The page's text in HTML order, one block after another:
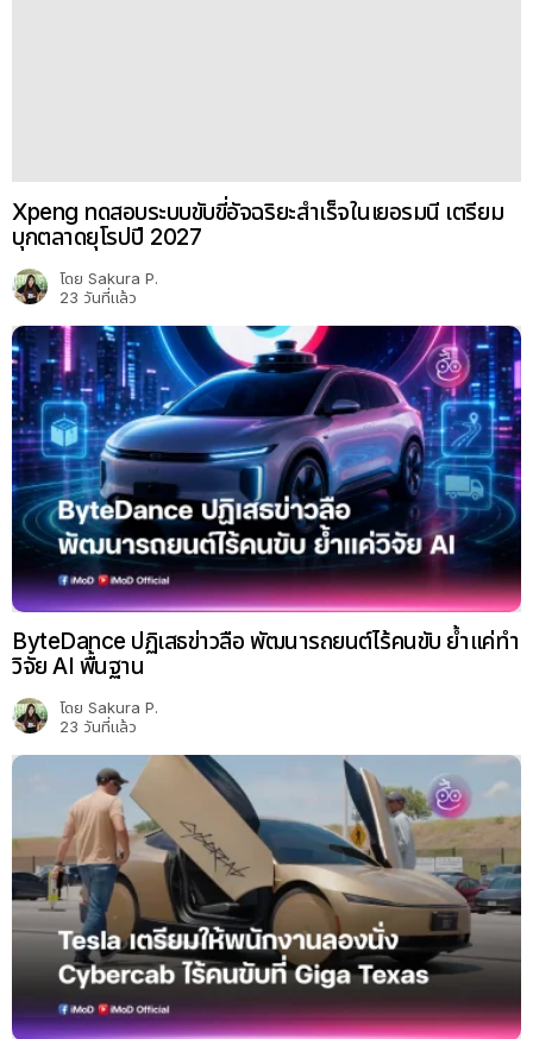
Xpeng ทดสอบระบบขับขี่อัจฉริยะสำเร็จในเยอรมนี เตรียม
บุกตลาดยุโรปปี 2027
โดย Sakura P.
23 วันที่แล้ว
ByteDance ปฏิเสธข่าวลือ พัฒนารถยนต์ไร้คนขับ ย้ำแค่ทำ
วิจัย AI พื้นฐาน
โดย Sakura P.
23 วันที่แล้ว